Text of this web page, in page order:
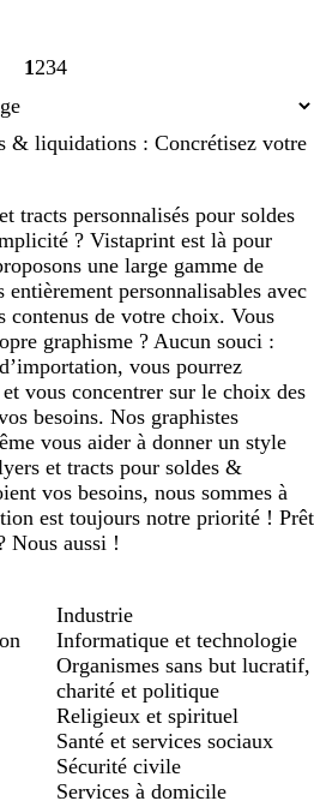
Page
1 Page
2 Page
3Page
4
& liquidations : Concrétisez votre
tracts personnalisés pour soldes
? Vistaprint est là pour
une large gamme de
personnalisables avec
contenus de votre choix. Vous
graphisme ? Aucun souci :
vous pourrez
vous concentrer sur le choix des
besoins. Nos graphistes
vous aider à donner un style
et tracts pour soldes &
vos besoins, nous sommes à
est toujours notre priorité ! Prêt
Nous aussi !
Industrie
Informatique et technologie
Organismes sans but lucratif,
charité et politique
Religieux et spirituel
Santé et services sociaux
Sécurité civile
Services à domicile